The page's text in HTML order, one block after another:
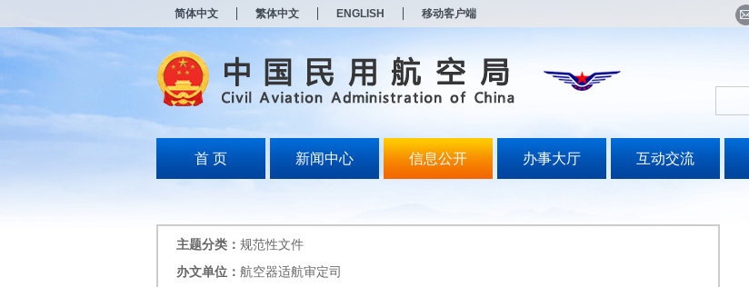
简体中文 繁体中文 ENGLISH 移动客户端
首 页 新闻中心 信息公开 办事大厅 互动交流
主题分类： 规范性文件
办文单位： 航空器适航审定司
打
无
障